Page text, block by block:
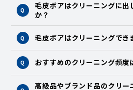
Q
毛皮ボアはクリーニングに出
か？
Q 毛皮ボアはクリーニングでき
Q おすすめのクリーニング頻度
高級品やブランド品のクリー